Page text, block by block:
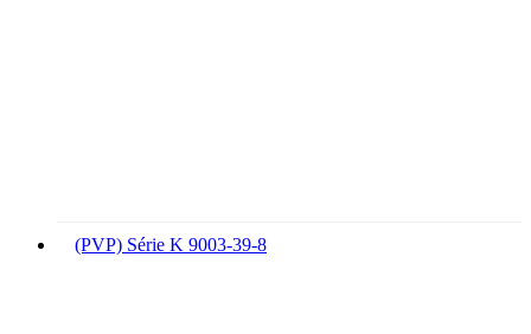
(PVP) Série K 9003-39-8